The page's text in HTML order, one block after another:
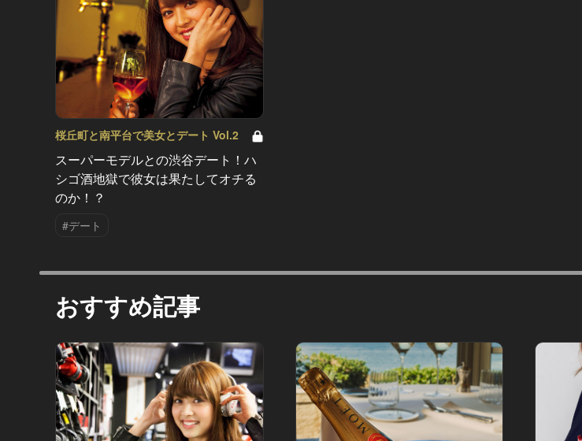
桜丘町と南平台で美女とデート Vol.2
スーパーモデルとの渋谷デート！ハ
シゴ酒地獄で彼女は果たしてオチる
のか！？
#デート
おすすめ記事